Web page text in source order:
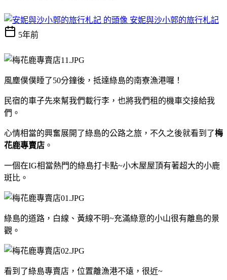
安妮與沙小郭的旅行札記
5年前
風塵僕僕睡了50分鐘後，抵達綠島的南寮漁港囉！
民宿的車子先來幫我們載行李，也將我們租的機車交接給我
們。
心情相當的興奮展開了綠島的公路之旅，不久之後就看到了梅
花鹿專賣店 。
一個在IG相當熱門的綠島打卡點~小木屋屋頂有著超大的小鹿
斑比。
綠島的道路，白線、黃線不明~充滿綠意的小山很有離島的景
觀。
看到了綠島專賣店，位置離漁港不遠，很近~